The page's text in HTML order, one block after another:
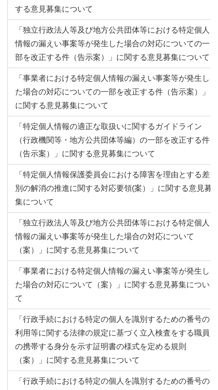
する意見募集について
「独立行政法人等及び地方公共団体等における特定個人
情報の漏えい事案等が発生した場合の対応についての一
部を改正する件（告示案）」に関する意見募集について
「事業者における特定個人情報の漏えい事案等が発生し
た場合の対応についての一部を改正する件（告示案）」
に関する意見募集について
「特定個人情報の適正な取扱いに関するガイドライン
（行政機関等・地方公共団体等編）の一部を改正する件
（告示案）」に関する意見募集について
「特定個人情報保護委員会における障害を理由とする差
別の解消の推進に関する対応要領(案）」に関する意見募
集について
「独立行政法人等及び地方公共団体等における特定個人
情報の漏えい事案等が発生した場合の対応について
（案）」に関する意見募集について
「事業者における特定個人情報の漏えい事案等が発生し
た場合の対応について（案）」に関する意見募集につい
て
「行政手続における特定の個人を識別するための番号の
利用等に関する法律の規定に基づく立入検査をする職員
の携帯する身分を示す証明書の様式を定める規則
（案）」に関する意見募集について
「行政手続における特定の個人を識別するための番号の